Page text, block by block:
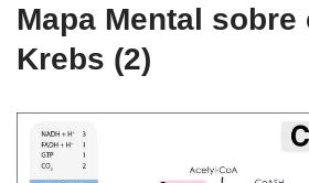
Mapa Mental
Krebs (2)